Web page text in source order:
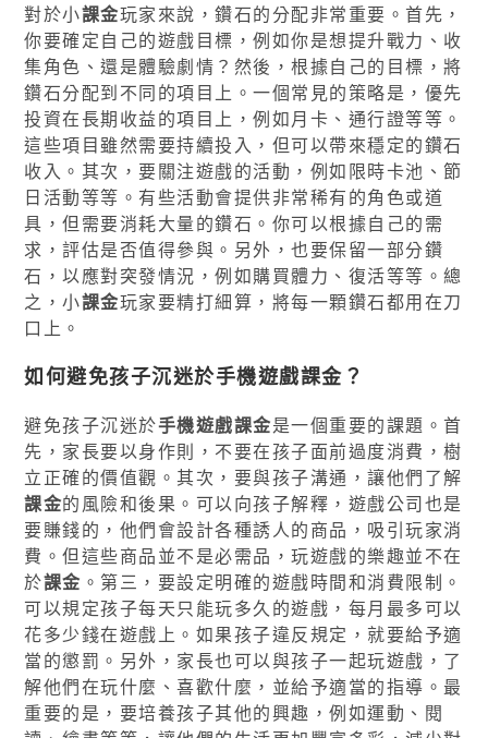
對於小課金玩家來說，鑽石的分配非常重要。首先，
你要確定自己的遊戲目標，例如你是想提升戰力、收
集角色、還是體驗劇情？然後，根據自己的目標，將
鑽石分配到不同的項目上。一個常見的策略是，優先
投資在長期收益的項目上，例如月卡、通行證等等。
這些項目雖然需要持續投入，但可以帶來穩定的鑽石
收入。其次，要關注遊戲的活動，例如限時卡池、節
日活動等等。有些活動會提供非常稀有的角色或道
具，但需要消耗大量的鑽石。你可以根據自己的需
求，評估是否值得參與。另外，也要保留一部分鑽
石，以應對突發情況，例如購買體力、復活等等。總
之，小課金玩家要精打細算，將每一顆鑽石都用在刀
口上。
如何避免孩子沉迷於手機遊戲課金？
避免孩子沉迷於手機遊戲課金是一個重要的課題。首
先，家長要以身作則，不要在孩子面前過度消費，樹
立正確的價值觀。其次，要與孩子溝通，讓他們了解
課金的風險和後果。可以向孩子解釋，遊戲公司也是
要賺錢的，他們會設計各種誘人的商品，吸引玩家消
費。但這些商品並不是必需品，玩遊戲的樂趣並不在
於課金 。第三，要設定明確的遊戲時間和消費限制。
可以規定孩子每天只能玩多久的遊戲，每月最多可以
花多少錢在遊戲上。如果孩子違反規定，就要給予適
當的懲罰。另外，家長也可以與孩子一起玩遊戲，了
解他們在玩什麼、喜歡什麼，並給予適當的指導。最
重要的是，要培養孩子其他的興趣，例如運動、閱